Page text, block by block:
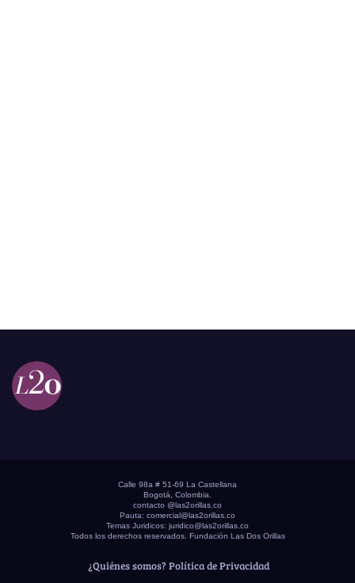
Calle 98a # 51-69 La Castellana
Bogotá, Colombia.
contacto @las2orillas.co
Pauta: comercial@las2orillas.co
Temas Juridicos: juridico@las2orillas.co
Todos los derechos reservados. Fundación Las Dos Orillas
¿Quiénes somos? Política de Privacidad